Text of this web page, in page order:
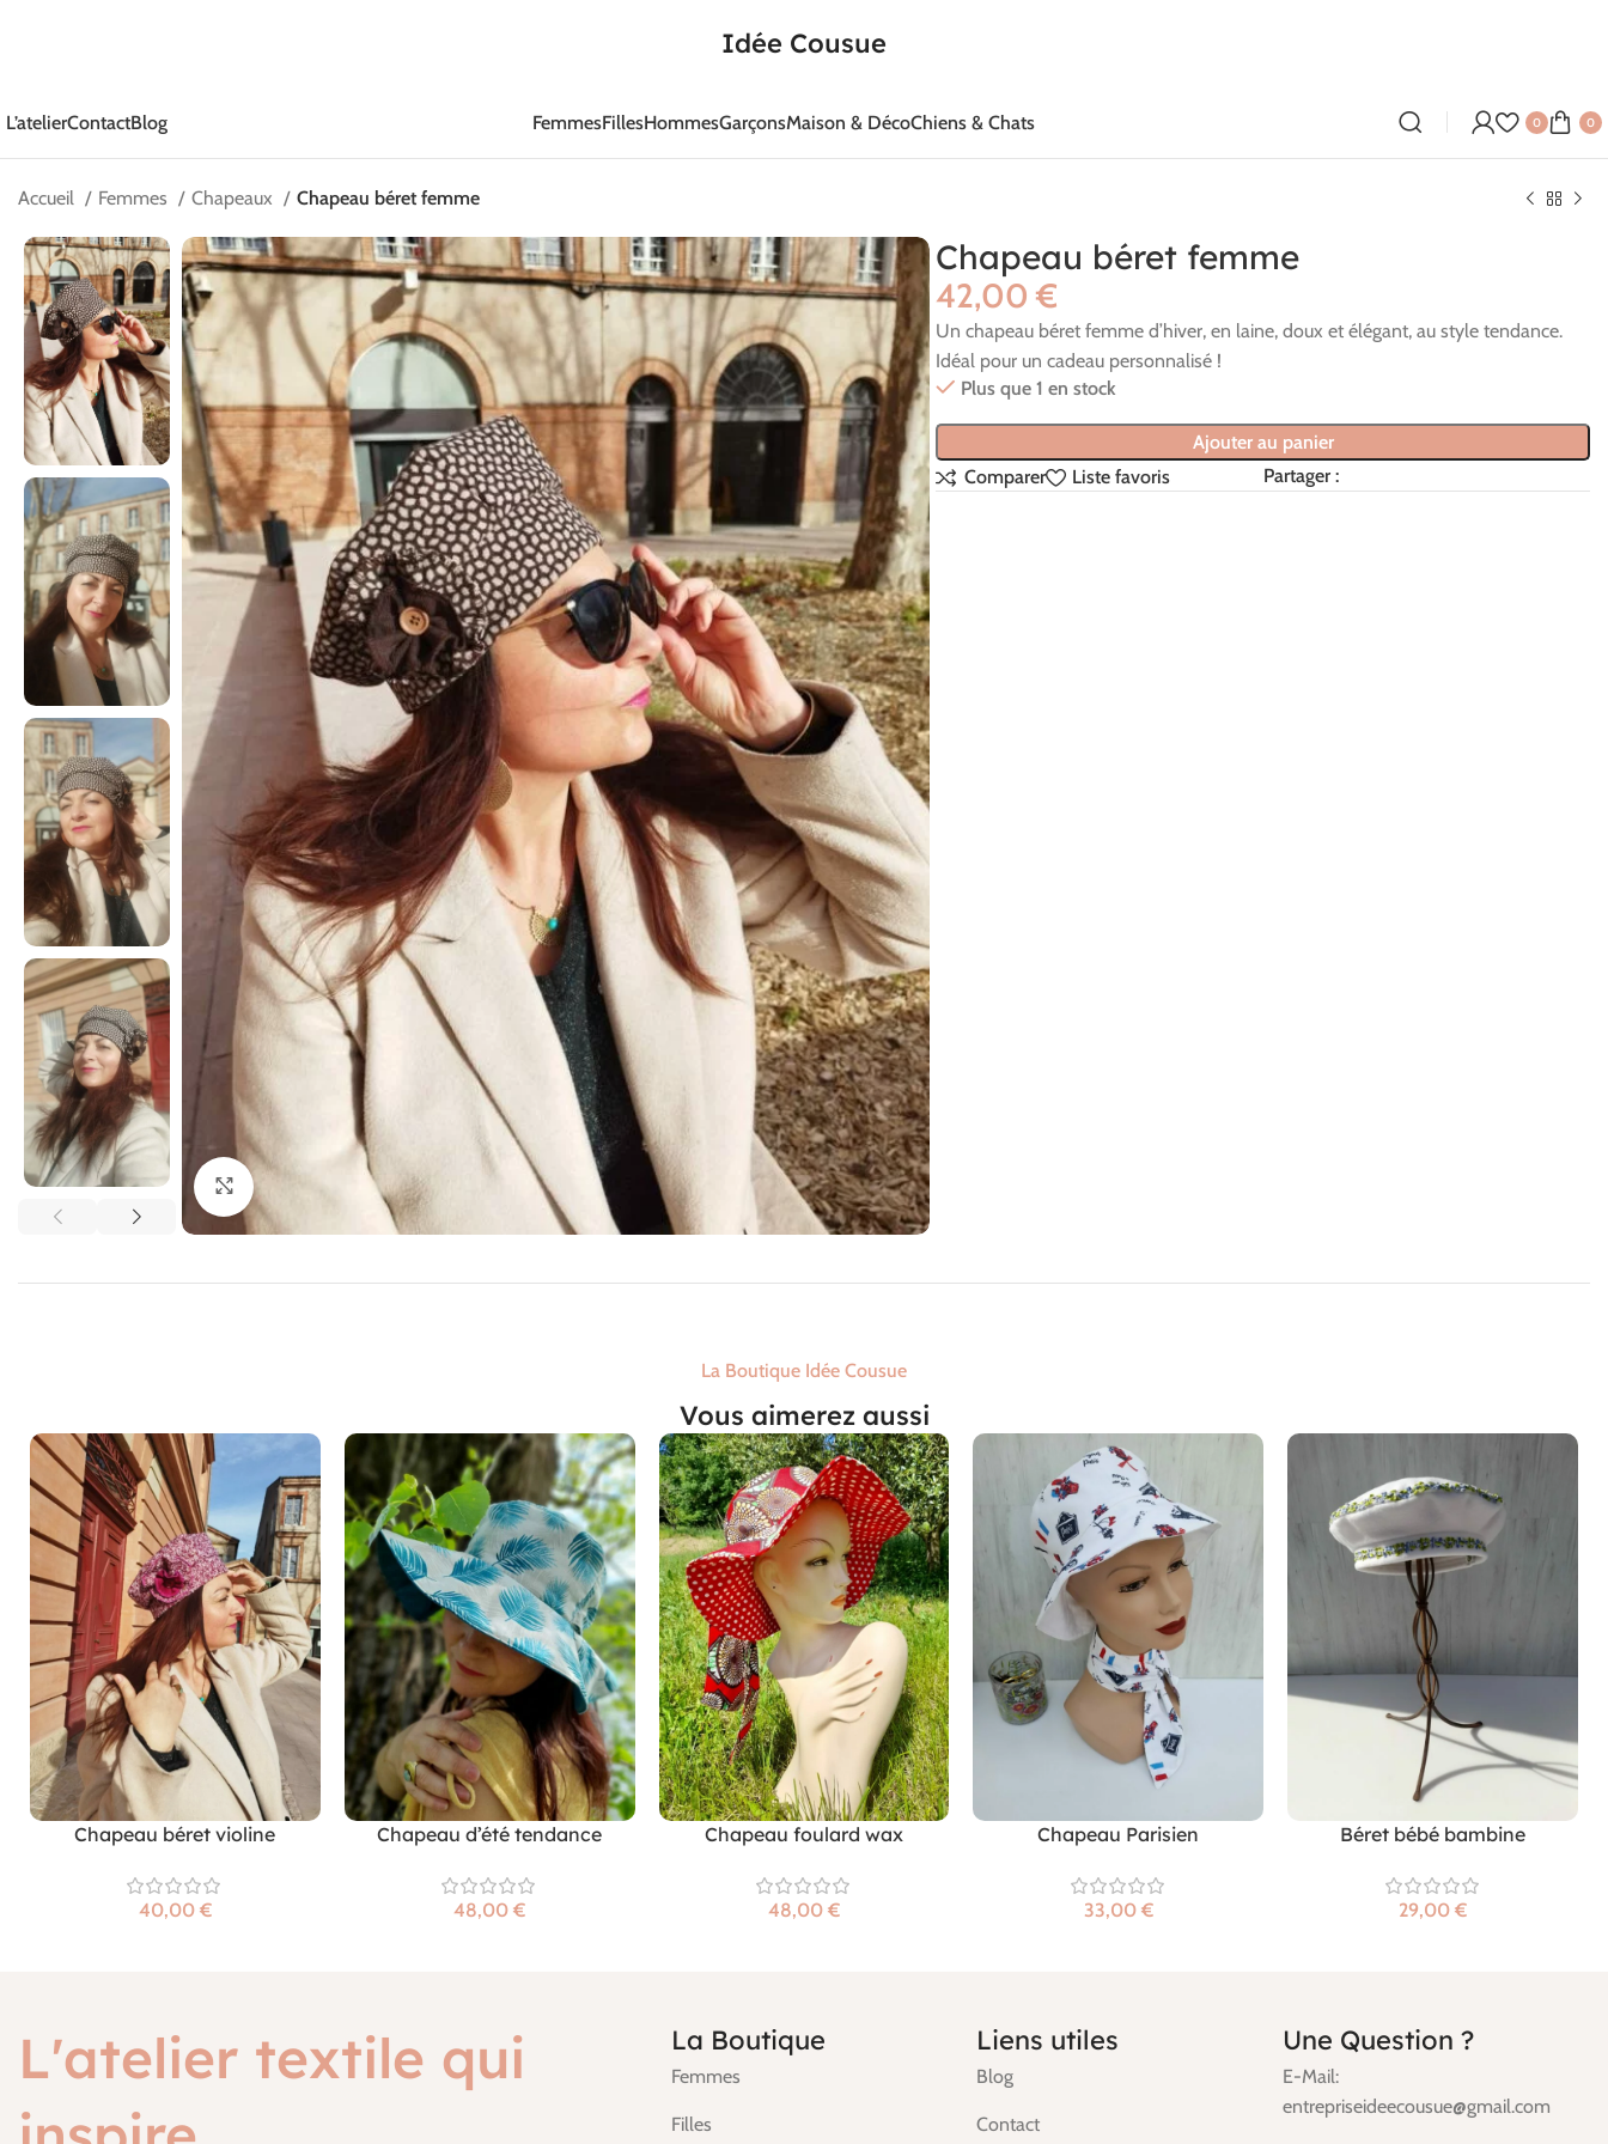
Idée Cousue
L’atelierContactBlog FemmesFillesHommesGarçonsMaison & DécoChiens & Chats 0 0
Accueil Femmes Chapeaux Chapeau béret femme
Cliquer pour agrandir
Chapeau béret femme
€
Un chapeau béret femme d’hiver, en laine, doux et élégant, au style tendance.
Idéal pour un cadeau personnalisé !
Plus que 1 en stock
Ajouter au panier
Comparer
Liste favoris Partager :
La Boutique Idée Cousue
Vous aimerez aussi
Chapeau béret violine
€
Chapeau d’été tendance
€
Chapeau foulard wax
€
Chapeau Parisien
€
Béret bébé bambine
€
L'atelier textile qui
La Boutique
Femmes
Filles
Liens utiles
Blog
Contact
Une Question ?
E-Mail:
entrepriseideecousue@gmail.com